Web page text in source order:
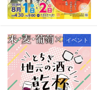
イベント